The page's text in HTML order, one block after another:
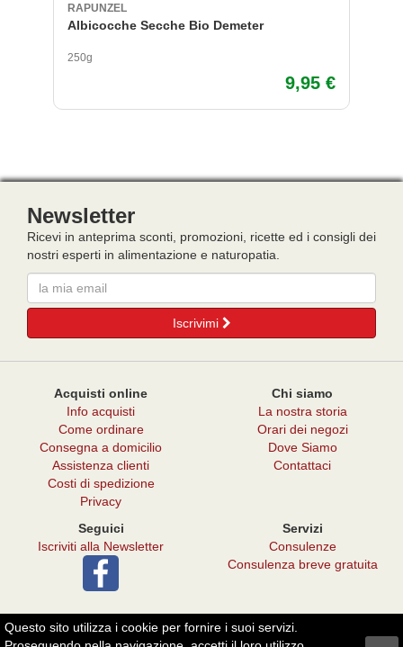
RAPUNZEL
Albicocche Secche Bio Demeter
250g
9,95 €
Newsletter
Ricevi in anteprima sconti, promozioni, ricette ed i consigli dei
nostri esperti in alimentazione e naturopatia.
Email
Iscrivimi
Acquisti online
Info acquisti
Come ordinare
Consegna a domicilio
Assistenza clienti
Costi di spedizione
Privacy
Chi siamo
La nostra storia
Orari dei negozi
Dove Siamo
Contattaci
Seguici
Iscriviti alla Newsletter
Servizi
Consulenze
Consulenza breve gratuita
© 2026 - Punto Verde Il Melograno
Questo sito utilizza i cookie per fornire i suoi servizi.